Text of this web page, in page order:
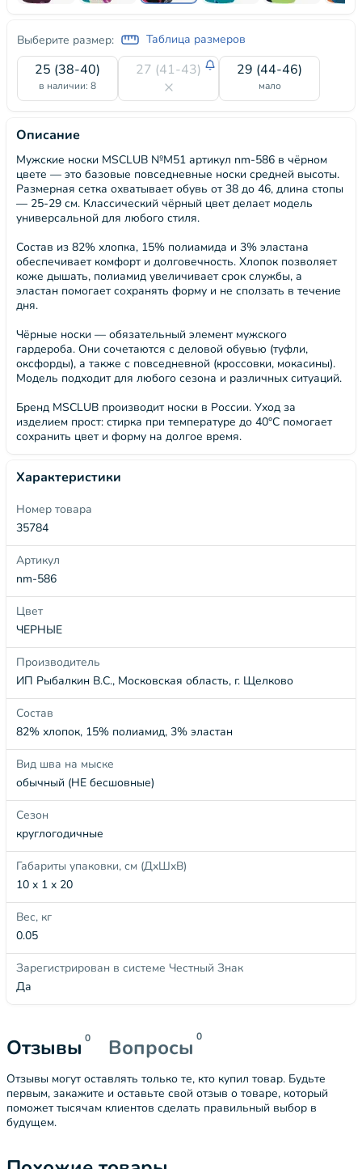
Выберите размер: Таблица размеров
25 (38-40)
в наличии: 8
27 (41-43) 29 (44-46)
мало
Описание
Мужские носки MSCLUB №М51 артикул nm-586 в чёрном
цвете — это базовые повседневные носки средней высоты.
Размерная сетка охватывает обувь от 38 до 46, длина стопы
— 25-29 см. Классический чёрный цвет делает модель
универсальной для любого стиля.
Состав из 82% хлопка, 15% полиамида и 3% эластана
обеспечивает комфорт и долговечность. Хлопок позволяет
коже дышать, полиамид увеличивает срок службы, а
эластан помогает сохранять форму и не сползать в течение
дня.
Чёрные носки — обязательный элемент мужского
гардероба. Они сочетаются с деловой обувью (туфли,
оксфорды), а также с повседневной (кроссовки, мокасины).
Модель подходит для любого сезона и различных ситуаций.
Бренд MSCLUB производит носки в России. Уход за
изделием прост: стирка при температуре до 40°C помогает
сохранить цвет и форму на долгое время.
Характеристики
Номер товара
35784
Артикул
nm-586
Цвет
ЧЕРНЫЕ
Производитель
ИП Рыбалкин В.С., Московская область, г. Щелково
Состав
82% хлопок, 15% полиамид, 3% эластан
Вид шва на мыске
обычный (НЕ бесшовные)
Сезон
круглогодичные
Габариты упаковки, см (ДхШхВ)
10 x 1 x 20
Вес, кг
0.05
Зарегистрирован в системе Честный Знак
Да
Отзывы 0 Вопросы 0
Отзывы могут оставлять только те, кто купил товар. Будьте
первым, закажите и оставьте свой отзыв о товаре, который
поможет тысячам клиентов сделать правильный выбор в
будущем.